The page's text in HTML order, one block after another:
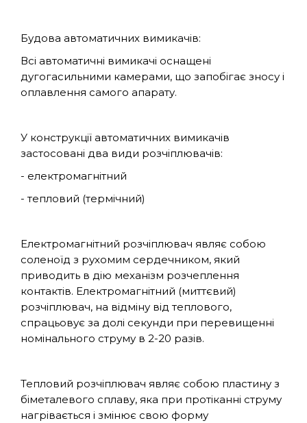
Будова автоматичних вимикачів:
Всі автоматичні вимикачі оснащені
дугогасильними камерами, що запобігає зносу і
оплавлення самого апарату.
У конструкції автоматичних вимикачів
застосовані два види розчіплювачів:
- електромагнітний
- тепловий (термічний)
Електромагнітний розчіплювач являє собою
соленоїд з рухомим сердечником, який
приводить в дію механізм розчеплення
контактів. Електромагнітний (миттєвий)
розчіплювач, на відміну від теплового,
спрацьовує за долі секунди при перевищенні
номінального струму в 2-20 разів.
Тепловий розчіплювач являє собою пластину з
біметалевого сплаву, яка при протіканні струму
нагрівається і змінює свою форму